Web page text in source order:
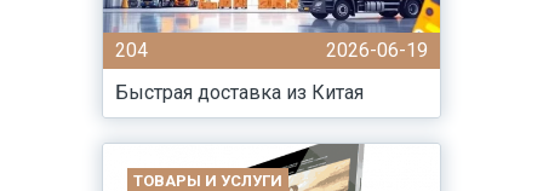
204
2026-06-19
Быстрая доставка из Китая
ТОВАРЫ И УСЛУГИ